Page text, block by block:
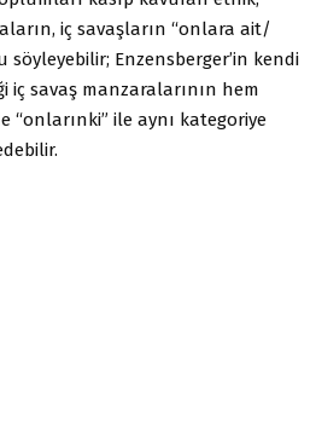
iç savaşların “onlara ait/
Enzensberger’in kendi
iç savaş manzaralarının hem
“onlarınki” ile aynı kategoriye